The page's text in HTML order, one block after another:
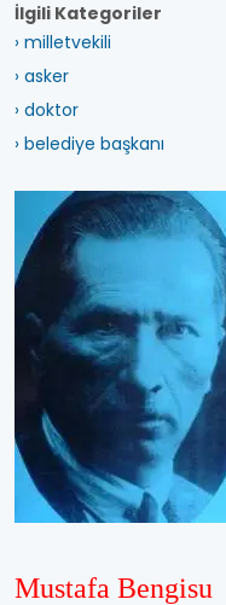
İlgili Kategoriler
› milletvekili
› asker
› doktor
› belediye başkanı
Mustafa Bengisu